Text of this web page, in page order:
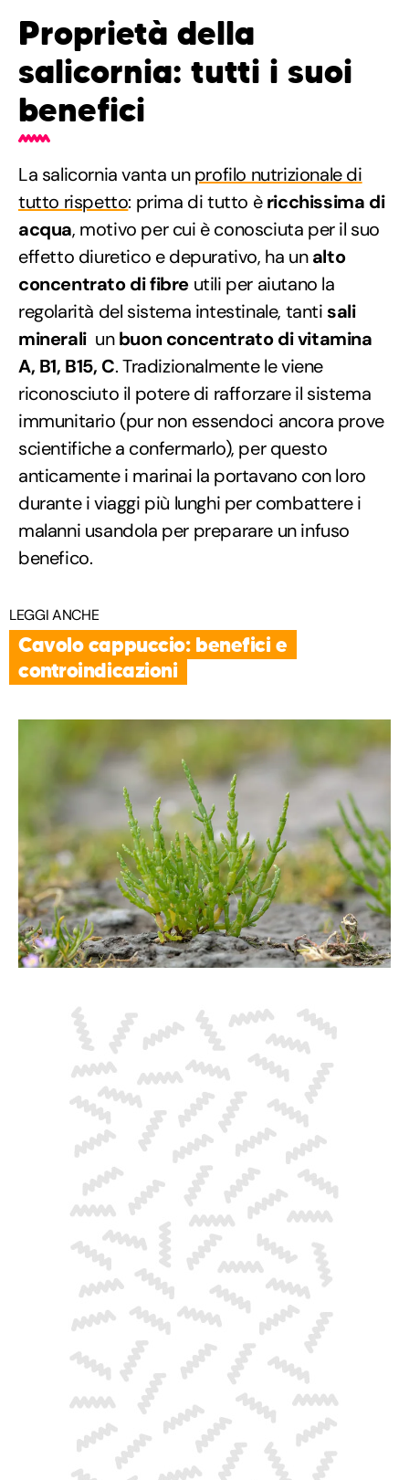
Proprietà della
salicornia: tutti i suoi
benefici
La salicornia vanta unprofilo nutrizionale di
tutto rispetto: prima di tutto èricchissima di
acqua, motivo per cui è conosciuta per il suo
effetto diuretico e depurativo, ha unalto
concentrato di fibre utili per aiutano la
regolarità del sistema intestinale, tanti sali
minerali unbuon concentrato di vitamina
A, B1, B15, C. Tradizionalmente le viene
riconosciuto il potere di rafforzare il sistema
immunitario (pur non essendoci ancora prove
scientifiche a confermarlo), per questo
anticamente i marinai la portavano con loro
durante i viaggi più lunghi per combattere i
malanni usandola per preparare un infuso
benefico.
LEGGI ANCHE
Cavolo cappuccio: benefici e
controindicazioni